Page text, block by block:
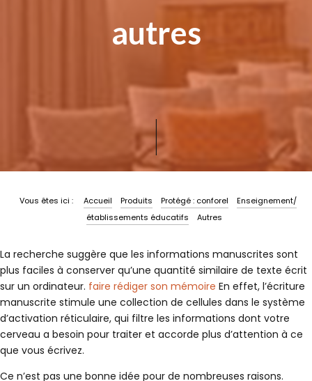
autres
|
Vous êtes ici : Accueil Produits Protégé : conforel
Enseignement/
établissements éducatifs
Autres
La recherche suggère que les informations manuscrites sont
plus faciles à conserver qu’une quantité similaire de texte écrit
sur un ordinateur. faire rédiger son mémoire En effet, l’écriture
manuscrite stimule une collection de cellules dans le système
d’activation réticulaire, qui filtre les informations dont votre
cerveau a besoin pour traiter et accorde plus d’attention à ce
que vous écrivez.
Ce n’est pas une bonne idée pour de nombreuses raisons.